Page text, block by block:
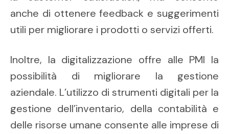
anche di ottenere feedback e suggerimenti
utili per migliorare i prodotti o servizi offerti.
Inoltre, la digitalizzazione offre alle PMI la
possibilità di migliorare la gestione
aziendale. L’utilizzo di strumenti digitali per la
gestione dell’inventario, della contabilità e
delle risorse umane consente alle imprese di